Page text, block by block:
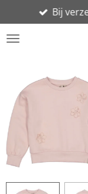
direct
naar
Bij